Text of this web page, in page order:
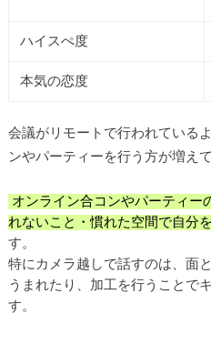
ハイスぺ度
本気の恋度
会議がリモートで行われている
ンやパーティーを行う方が増えて
オンライン合コンやパーティー
れないこと・慣れた空間で自分
す。
特にカメラ越しで話すのは、面
うまれたり、加工を行うことで
す。